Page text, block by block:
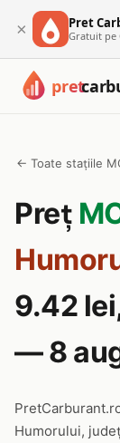
× Pret
Gratuit pe
← Toate stațiile
Preț
9.42
— 8
Humorului,